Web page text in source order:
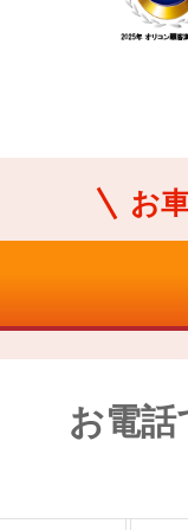
お
お電話